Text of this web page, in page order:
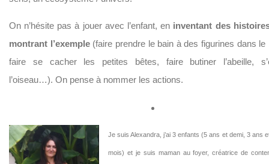
On n’hésite pas à jouer avec l’enfant, en inventant des
montrant l’exemple(faire prendre le bain à des figurines dans le
faire se cacher les petites bêtes, faire butiner l’abeille,
l’oiseau…). On pense à nommer les actions.
Je suis Alexandra, j’ai 3 enfants (5 ans et demi, 3 ans
mois) et je suis maman au foyer, créatrice de